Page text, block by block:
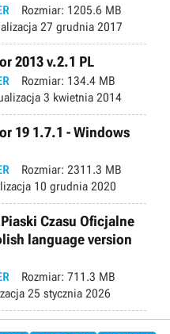
Rozmiar: 1205.6 MB
27 grudnia 2017
2013 v.2.1 PL
Rozmiar: 134.4 MB
3 kwietnia 2014
19 1.7.1 - Windows
Rozmiar: 2311.3 MB
10 grudnia 2020
Czasu Oficjalne
language version
Rozmiar: 711.3 MB
25 stycznia 2026